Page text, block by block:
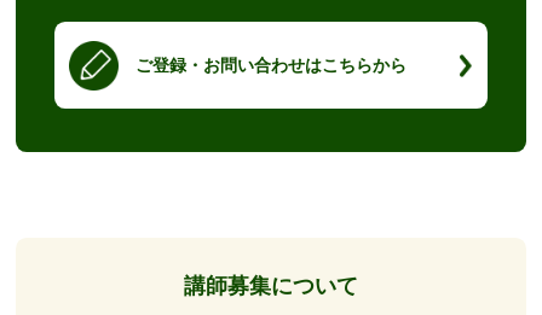
ご登録・お問い合わせはこちらから
講師募集について